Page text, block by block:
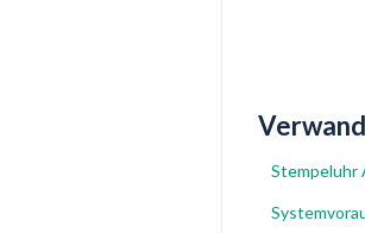
Stempeluhr